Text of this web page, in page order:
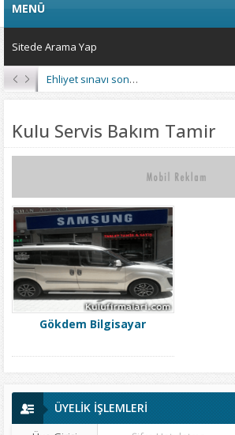
MENÜ
Ehliyet sınavı sonuçları açıklandı
Kulu Servis Bakım Tamir
Gökdem Bilgisayar
ÜYELİK İŞLEMLERİ